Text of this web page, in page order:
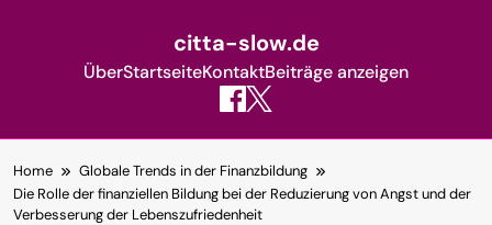
citta-slow.de
ÜberStartseiteKontaktBeiträge anzeigen
to
content
Home
Globale Trends in der Finanzbildung
Die Rolle der finanziellen Bildung bei der Reduzierung von Angst und der
Verbesserung der Lebenszufriedenheit